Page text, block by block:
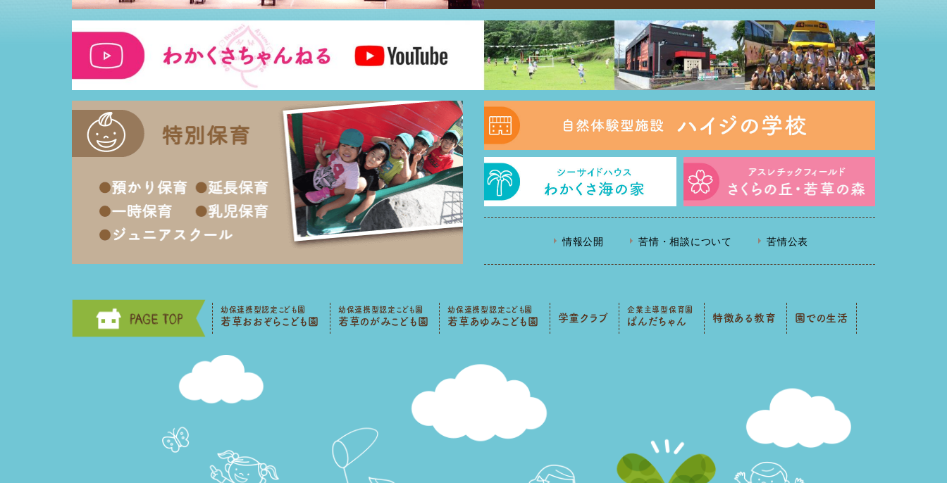
情報公開 苦情・相談について 苦情公表
幼保連携型認定こども園
若草おおぞらこども園
幼保連携型認定こども園
若草のがみこども園
幼保連携型認定こども園
若草あゆみこども園 学童クラブ
企業主導型保育園
ぱんだちゃん 特徴ある教育 園での生活